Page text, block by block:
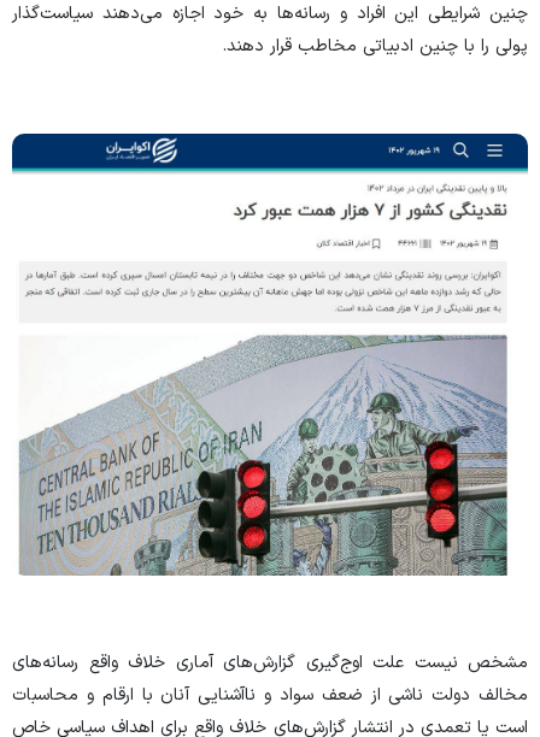
چنین شرایطی این افراد و رسانه‌ها به خود اجازه می‌دهند سیاست‌گذار
پولی را با چنین ادبیاتی مخاطب قرار دهند.
مشخص نیست علت اوج‌گیری گزارش‌های آماری خلاف واقع رسانه‌های
مخالف دولت ناشی از ضعف سواد و ناآشنایی آنان با ارقام و محاسبات
است یا تعمدی در انتشار گزارش‌های خلاف واقع برای اهداف سیاسی خاص